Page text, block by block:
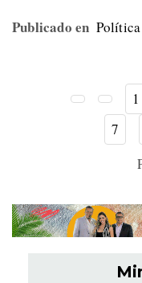
Publicado en Política
1
7